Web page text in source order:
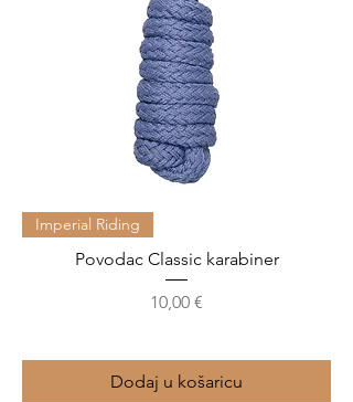
Imperial Riding
Povodac Classic karabiner
Cijena
10,00 €
Dodaj u košaricu